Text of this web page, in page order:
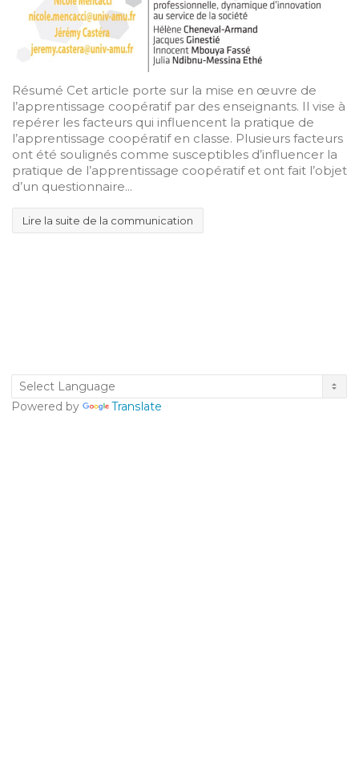
Résumé Cet article porte sur la mise en œuvre de
l’apprentissage coopératif par des enseignants. Il vise à
repérer les facteurs qui influencent la pratique de
l’apprentissage coopératif en classe. Plusieurs facteurs
ont été soulignés comme susceptibles d’influencer la
pratique de l’apprentissage coopératif et ont fait l’objet
d’un questionnaire...
Lire la suite de la communication
Powered by Translate